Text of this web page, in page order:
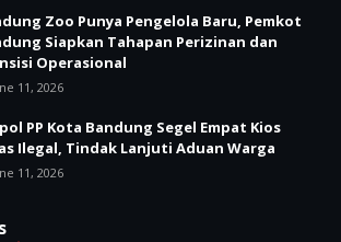
Zoo Punya Pengelola Baru, Pemkot
Siapkan Tahapan Perizinan dan
Operasional
11, 2026
PP Kota Bandung Segel Empat Kios
Ilegal, Tindak Lanjuti Aduan Warga
11, 2026